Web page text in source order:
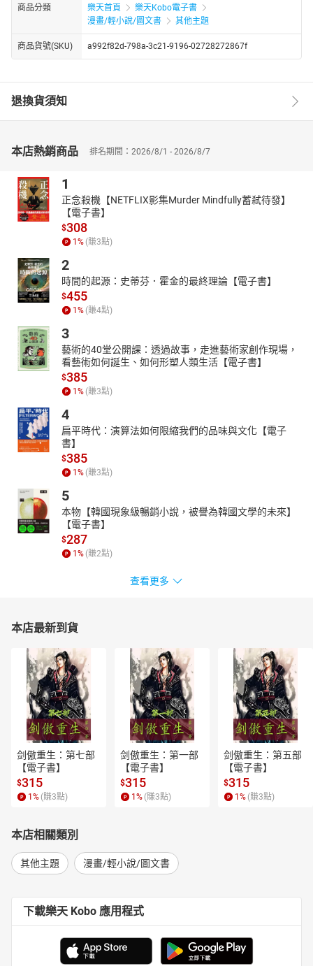
商品分類 樂天首頁
樂天Kobo電子書
漫畫/輕小說/圖文書
其他主題
商品貨號(SKU) a992f82d-798a-3c21-9196-02728272867f
退換貨須知
本店熱銷商品 排名期間：2026/8/1 - 2026/8/7
1
正念殺機【NETFLIX影集Murder Mindfully蓄弒待發】
【電子書】
$308
1% (賺3點)
2
時間的起源：史蒂芬．霍金的最終理論【電子書】
$455
1% (賺4點)
3
藝術的40堂公開課：透過故事，走進藝術家創作現場，
看藝術如何誕生、如何形塑人類生活【電子書】
$385
1% (賺3點)
4
扁平時代：演算法如何限縮我們的品味與文化【電子
書】
$385
1% (賺3點)
5
本物【韓國現象級暢銷小說，被譽為韓國文學的未來】
【電子書】
$287
1% (賺2點)
查看更多
本店最新到貨
剑傲重生：第七部
【電子書】
$315
1 % (賺3點)
剑傲重生：第一部
【電子書】
$315
1 % (賺3點)
剑傲重生：第五部
【電子書】
$315
1 % (賺3點)
本店相關類別
其他主題 漫畫/輕小說/圖文書
下載樂天 Kobo 應用程式